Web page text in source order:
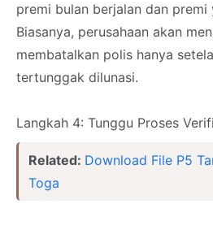
premi bulan berjalan dan premi
Biasanya, perusahaan akan
membatalkan polis hanya
tertunggak dilunasi.
Langkah 4: Tunggu Proses
Related: Download File P5
Toga